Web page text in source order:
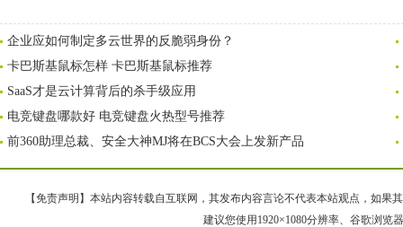
企业应如何制定多云世界的反脆弱身份？
卡巴斯基鼠标怎样 卡巴斯基鼠标推荐
SaaS才是云计算背后的杀手级应用
电竞键盘哪款好 电竞键盘火热型号推荐
前360助理总裁、安全大神MJ将在BCS大会上发新产品
【免责声明】本站内容转载自互联网，其发布内容言论不代表本站观点，如果
建议您使用1920×1080分辨率、谷歌浏览